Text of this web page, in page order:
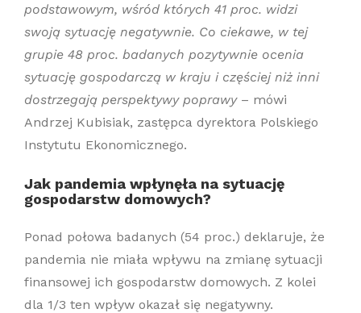
podstawowym, wśród których 41 proc. widzi
swoją sytuację negatywnie. Co ciekawe, w tej
grupie 48 proc. badanych pozytywnie ocenia
sytuację gospodarczą w kraju i częściej niż inni
dostrzegają perspektywy poprawy– mówi
Andrzej Kubisiak, zastępca dyrektora Polskiego
Instytutu Ekonomicznego.
Jak pandemia wpłynęła na sytuację
gospodarstw domowych?
Ponad połowa badanych (54 proc.) deklaruje, że
pandemia nie miała wpływu na zmianę sytuacji
finansowej ich gospodarstw domowych. Z kolei
dla 1/3 ten wpływ okazał się negatywny.